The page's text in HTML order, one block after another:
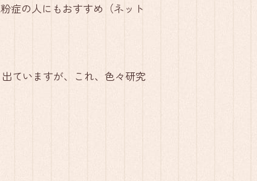
症の人にもおすすめ（ネット
ていますが、これ、色々研究